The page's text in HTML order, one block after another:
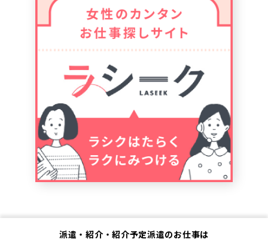
派遣・紹介・紹介予定派遣のお仕事は